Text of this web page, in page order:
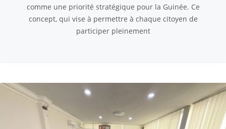
comme une priorité stratégique pour la Guinée. Ce
concept, qui vise à permettre à chaque citoyen de
participer pleinement